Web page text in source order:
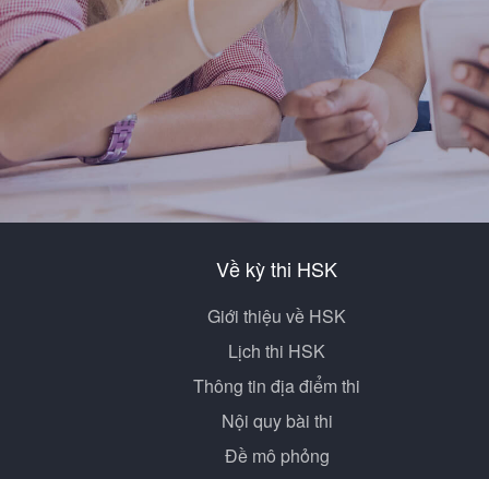
Về kỳ thi HSK
Giới thiệu về HSK
Lịch thi HSK
Thông tin địa điểm thi
Nội quy bài thi
Đề mô phỏng